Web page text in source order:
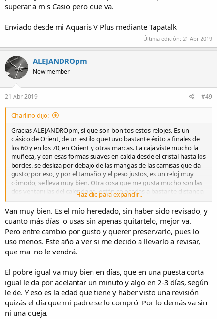
superar a mis Casio pero que va.
Enviado desde mi Aquaris V Plus mediante Tapatalk
Última edición: 21 Abr 2019
ALEJANDROpm
New member
21 Abr 2019 #49
Charlino dijo:
Gracias ALEJANDROpm, sí que son bonitos estos relojes. Es un
clásico de Orient, de un estilo que tuvo bastante éxito a finales de
los 60 y en los 70, en Orient y otras marcas. La caja viste mucho la
muñeca, y con esas formas suaves en caída desde el cristal hasta los
bordes, se desliza por debajo de las mangas de las camisas que da
gusto; por eso, y por el tamaño y el peso justos, es un reloj muy
cómodo, se lleva muy bien. Otra cosa que me gusta mucho son las
dos ventanillas del calendario, están colocadas a bastante distancia
la una de la otra y dan una sensación visual de ser una esfera más
grande y más despejada. El reloj lo hay en este color champán, en
blanco, negro y azul oscuro, todos muy bonitos. A mí me gustó con
este color porque ya tenía bastantes blancos, negros y azules, y
este me pareció muy elegante, a veces en un crema clarito y a veces
más dorado según le de la luz, y con un efecto rayos de sol muy
fino, precioso. Lleva dentro el mítico 469, en este caso el 46943, con
semana; hasta el pulsador es más elegante con esta caja, está más
enrasado para que no rompa mucho la línea, pero se pulsa con
comodidad.
Como todos los que tenemos muchos relojes, los alterno bastante y
no uso mucho ninguno, pero este Orient es uno de los que, cuando
Haz clic para expandir...
Van muy bien. Es el mío heredado, sin haber sido revisado, y
cuanto más días lo usas sin apenas quitártelo, mejor va.
Pero entre cambio por gusto y querer preservarlo, pues lo
uso menos. Este año a ver si me decido a llevarlo a revisar,
que mal no le vendrá.
El pobre igual va muy bien en días, que en una puesta corta
igual le da por adelantar un minuto y algo en 2-3 días, según
le de. Y eso es la edad que tiene y haber visto una revisión
quizás el día que mi padre se lo compró. Por lo demás va sin
ni una queja.